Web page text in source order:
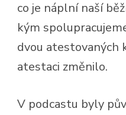
co je náplní naší
kým
dvou atestovaných
atestaci změnilo.
V podcastu byly